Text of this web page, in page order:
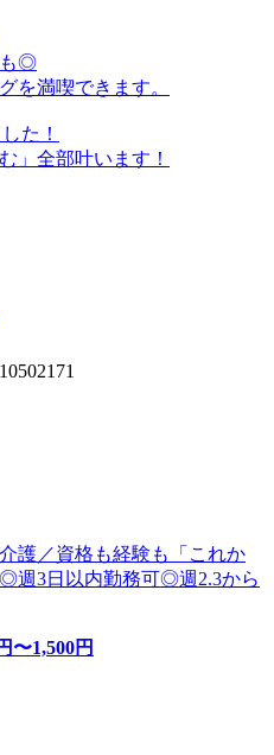
も◎
を満喫できます。
た！
」全部叶います！
護／資格も経験も「これか
週3日以内勤務可◎週2.3から
〜1,500円